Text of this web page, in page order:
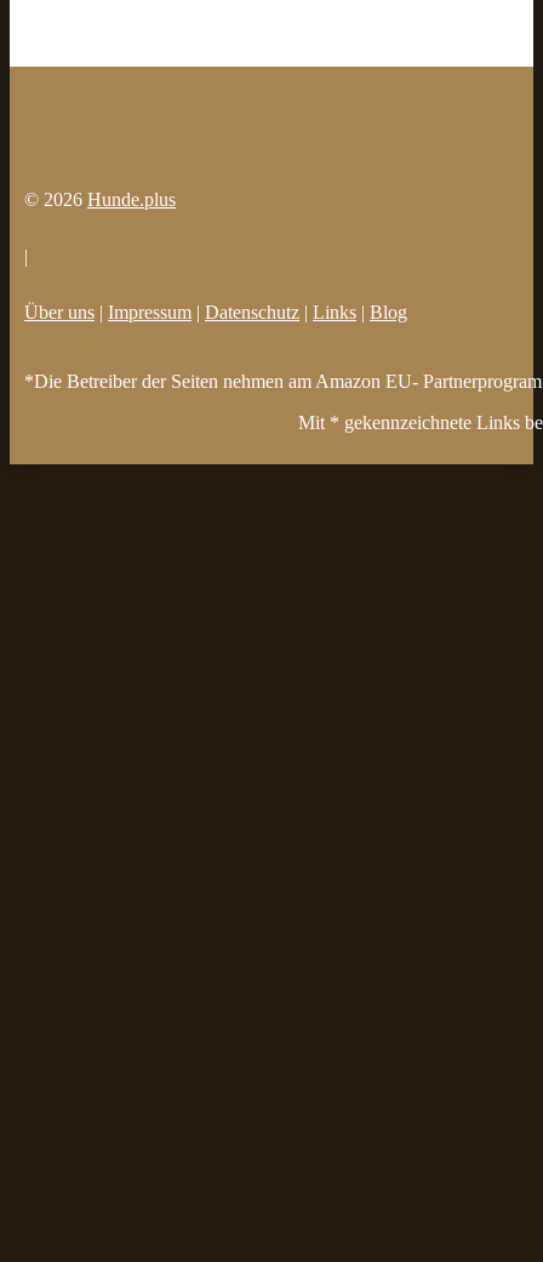
© 2026 Hunde.plus
|
Über uns | Impressum | Datenschutz | Links | Blog
*Die Betreiber der Seiten nehmen am Amazon EU-
Mit * gekennzeichnete Links